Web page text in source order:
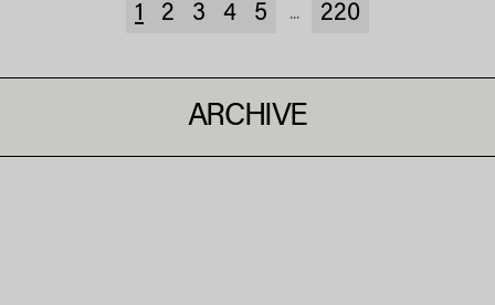
1 2 3 4 5 ... 220
ARCHIVE